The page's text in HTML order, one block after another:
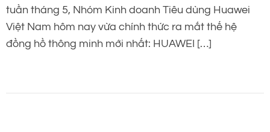
tuần tháng 5, Nhóm Kinh doanh Tiêu dùng Huawei
Việt Nam hôm nay vừa chính thức ra mắt thế hệ
đồng hồ thông minh mới nhất: HUAWEI […]